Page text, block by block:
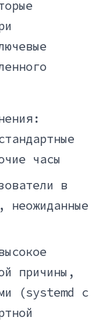
часы
в
причины,
(systemd с